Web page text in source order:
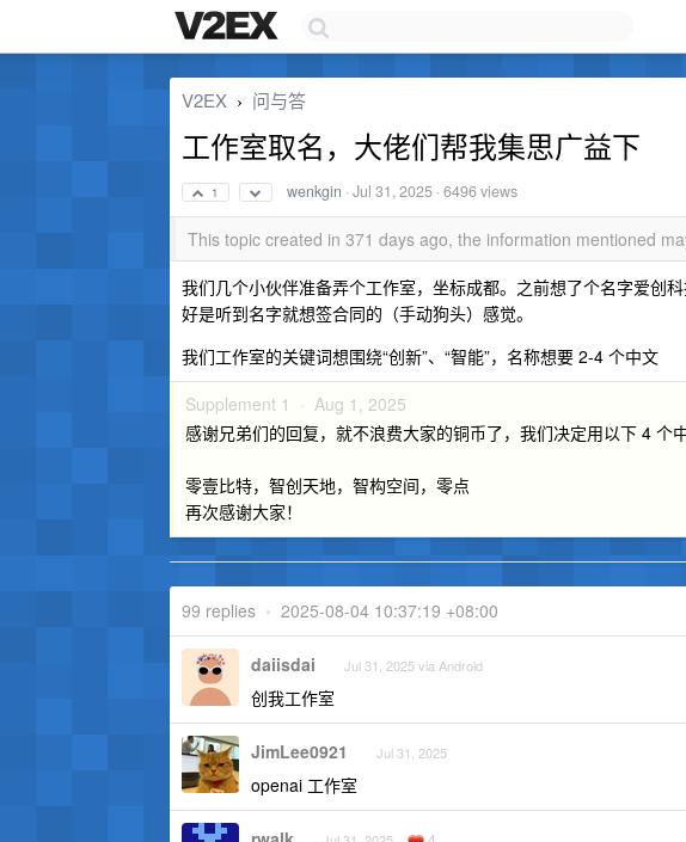
V2EX › 问与答
工作室取名，大佬们帮我集思广益下
1 wenkgin ·Jul 31, 2025 · 6496 views
This topic created in 371 days ago, the information mentioned
我们几个小伙伴准备弄个工作室，坐标成都。之前想了个名字爱创
好是听到名字就想签合同的（手动狗头）感觉。
我们工作室的关键词想围绕“创新”、“智能”，名称想要 2-4 个中文
Supplement 1 · Aug 1, 2025
感谢兄弟们的回复，就不浪费大家的铜币了，我们决定用以下 4 个
零壹比特，智创天地，智构空间，零点
再次感谢大家！
99 replies • 2025-08-04 10:37:19 +08:00
daiisdai Jul 31, 2025 via Android
创我工作室
JimLee0921 Jul 31, 2025
openai 工作室